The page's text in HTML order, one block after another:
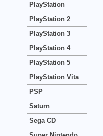
PlayStation
PlayStation 2
PlayStation 3
PlayStation 4
PlayStation 5
PlayStation Vita
PSP
Saturn
Sega CD